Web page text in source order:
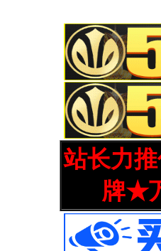
站长力
牌★